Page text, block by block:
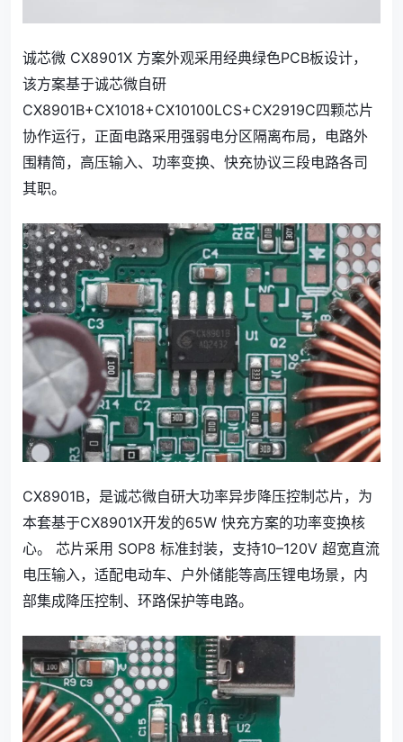
诚芯微 CX8901X 方案外观采用经典绿色PCB板设计，
该方案基于诚芯微自研
CX8901B+CX1018+CX10100LCS+CX2919C四颗芯片
协作运行，正面电路采用强弱电分区隔离布局，电路外
围精简，高压输入、功率变换、快充协议三段电路各司
其职。
CX8901B，是诚芯微自研大功率异步降压控制芯片，为
本套基于CX8901X开发的65W 快充方案的功率变换核
心。 芯片采用 SOP8 标准封装，支持10–120V 超宽直流
电压输入，适配电动车、户外储能等高压锂电场景，内
部集成降压控制、环路保护等电路。